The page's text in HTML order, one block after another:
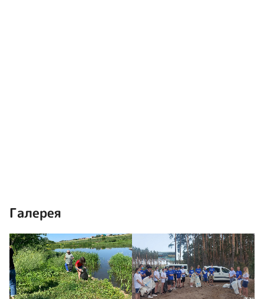
Галерея